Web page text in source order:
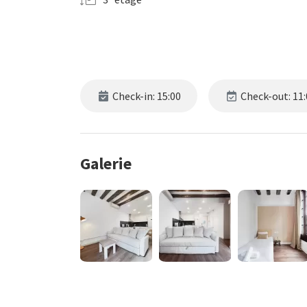
Check-in: 15:00 Check-out:
Galerie